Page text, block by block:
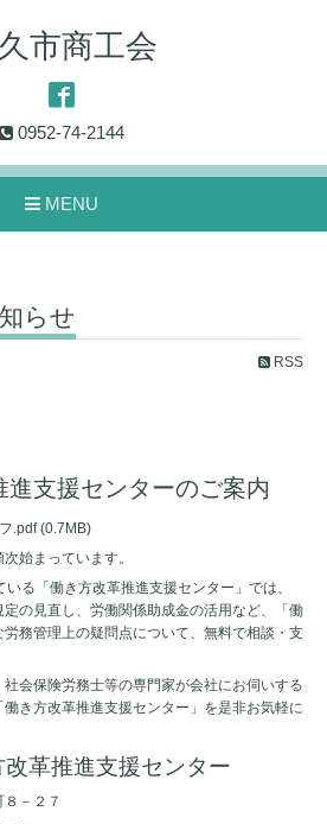
市商工会
0952-74-2144
MENU
らせ
RSS
支援センターのご案内
.pdf (0.7MB)
始まっています。
る「働き方改革推進支援センター」では、
の見直し、労働関係助成金の活用など、「働
務管理上の疑問点について、無料で相談・支
会保険労務士等の専門家が会社にお伺いする
き方改革推進支援センター」を是非お気軽に
革推進支援センター
－２７